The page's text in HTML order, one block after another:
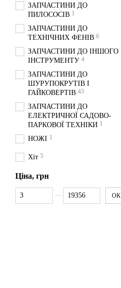
ЗАПЧАСТИНИ ДО
ПИЛОСОСІВ 1
ЗАПЧАСТИНИ ДО
ТЕХНІЧНИХ ФЕНІВ 6
ЗАПЧАСТИНИ ДО ІНШОГО
ІНСТРУМЕНТУ 4
ЗАПЧАСТИНИ ДО
ШУРУПОКРУТІВ І
ГАЙКОВЕРТІВ 43
ЗАПЧАСТИНИ ДО
ЕЛЕКТРИЧНОЇ САДОВО-
ПАРКОВОЇ ТЕХНІКИ 1
НОЖІ 1
Хіт 5
Ціна, грн
Від Ціна, грн
До Ціна, грн
ОК